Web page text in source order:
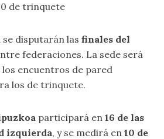
de trinquete
se disputarán las finales del
federaciones. La sede será
encuentros de pared
los de trinquete.
participará en 16 de las
izquierda, y se medirá en 10 de